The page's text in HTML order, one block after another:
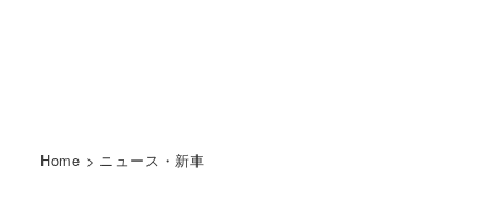
Home > ニュース・新車